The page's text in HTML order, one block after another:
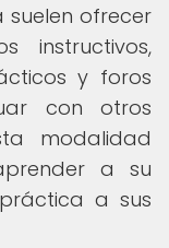
suelen ofrecer
instructivos,
y foros
con otros
modalidad
a su
a sus